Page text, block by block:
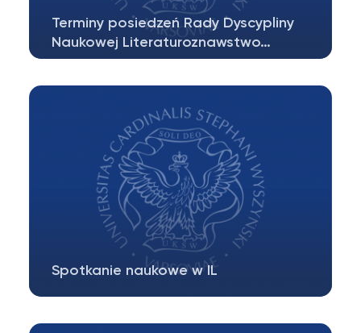
Terminy posiedzeń Rady Dyscypliny
Naukowej Literaturoznawstwo…
listopada 2025 19 stycznia 2026…
Spotkanie naukowe w IL
KATEDRA LITERATURY POLSKIEJ DRUGIEJ